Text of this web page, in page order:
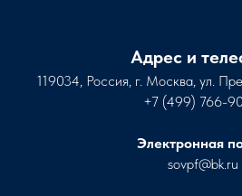
Адрес и
119034, Россия, г. Москва, ул.
+7 (499) 766-
Электронная
sovpf@bk.ru